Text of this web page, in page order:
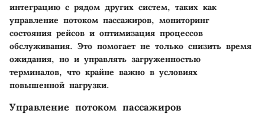
интеграцию с рядом других систем, таких как
управление потоком пассажиров, мониторинг
состояния рейсов и оптимизация процессов
обслуживания. Это помогает не только снизить время
ожидания, но и управлять загруженностью
терминалов, что крайне важно в условиях
повышенной нагрузки.
Управление потоком пассажиров